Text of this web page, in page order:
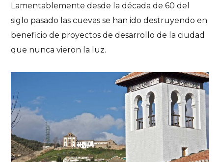
Lamentablemente desde la década de 60 del
siglo pasado las cuevas se han ido destruyendo en
beneficio de proyectos de desarrollo de la ciudad
que nunca vieron la luz.